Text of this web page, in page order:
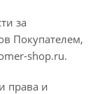
за
Покупателем,
shop.ru.
права и